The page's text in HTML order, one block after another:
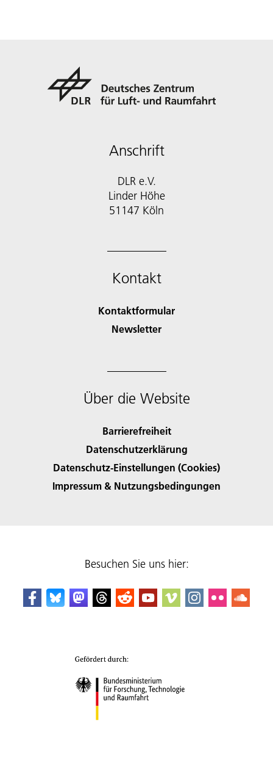
Anschrift
DLR e.V.
Linder Höhe
51147 Köln
Kontakt
Kontaktformular
Newsletter
Über die Website
Barrierefreiheit
Datenschutzerklärung
Datenschutz-Einstellungen (Cookies)
Impressum & Nutzungsbedingungen
Besuchen Sie uns hier: